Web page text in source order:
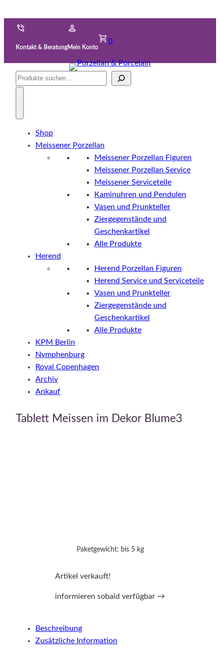
Kontakt & BeratungMein Konto
0
Suche
Shop
Meissener Porzellan
Meissener Porzellan Figuren
Meissener Porzellan Service
Meissener Serviceteile
Kaminuhren und Pendulen
Vasen und Prunkteller
Ziergegenstände und
Geschenkartikel
Alle Produkte
Herend
Herend Porzellan Figuren
Herend Service und Serviceteile
Vasen und Prunkteller
Ziergegenstände und
Geschenkartikel
Alle Produkte
KPM Berlin
Nymphenburg
Royal Copenhagen
Archiv
Ankauf
Tablett Meissen im Dekor Blume3
Paketgewicht: bis 5 kg
Artikel verkauft!
informieren sobald verfügbar →
Beschreibung
Zusätzliche Information